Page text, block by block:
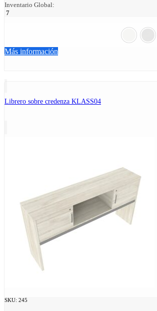
Inventario Global:
7
Más información
Librero sobre credenza KLASS04
SKU: 245